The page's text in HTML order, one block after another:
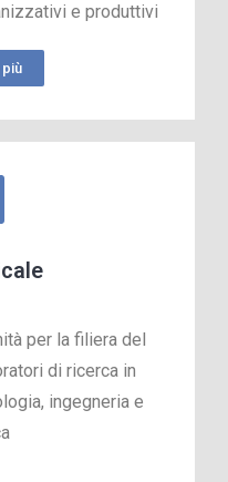
e produttivi
per la filiera del
di ricerca in
ingegneria e